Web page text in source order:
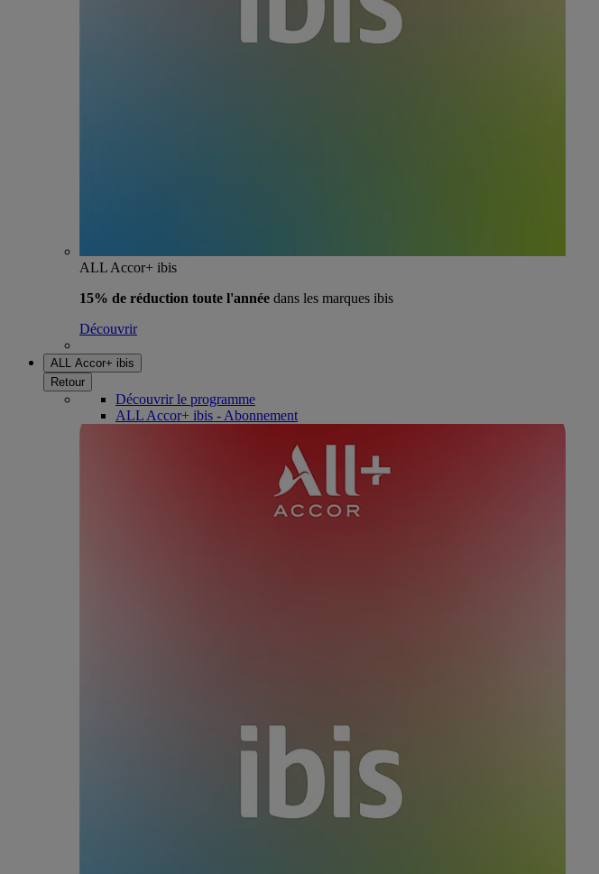
ALL Accor+ ibis
15% de réduction toute l'année dans les marques ibis
Découvrir
ALL Accor+ ibis
Retour
Découvrir le programme
ALL Accor+ ibis - Abonnement